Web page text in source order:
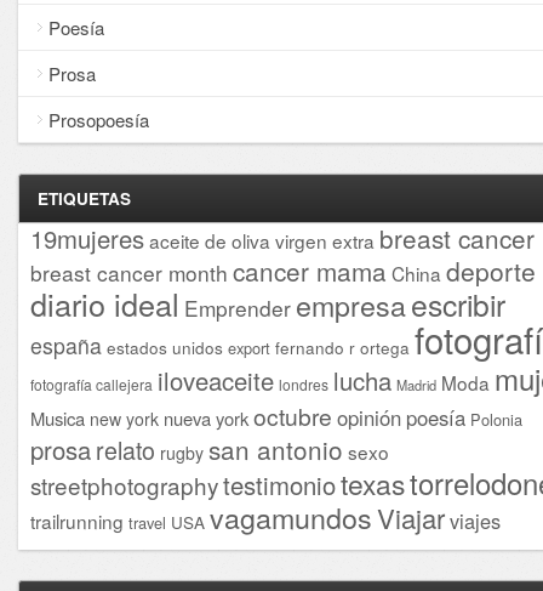
Poesía
Prosa
Prosopoesía
ETIQUETAS
19mujeresaceite de oliva virgen extra breast cancer
breast cancer month cancer mama China deporte
diario ideal Emprender empresaescribir
españa estados unidos export fernando r ortega
fotografía callejera iloveaceite londres lucha Madrid Moda
Musica new york nueva yorkoctubre opinión poesía Polonia
prosarelato rugby san antonio sexo
streetphotographytestimoniotexas
trailrunning travel USA vagamundosViajarviajes